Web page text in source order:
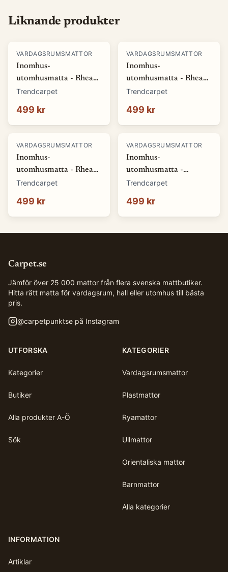
Liknande produkter
VARDAGSRUMSMATTOR
Inomhus-
utomhusmatta - Rhea
(vit) (Storlek: 80 x 150
Trendcarpet
499 kr
VARDAGSRUMSMATTOR
Inomhus-
utomhusmatta - Rhea
(beige) (Storlek: 80 x
Trendcarpet
499 kr
VARDAGSRUMSMATTOR
Inomhus-
utomhusmatta - Rhea
(natur) (Storlek: 80 x
Trendcarpet
499 kr
VARDAGSRUMSMATTOR
Inomhus-
utomhusmatta -
Somerville (blå)
Trendcarpet
499 kr
Carpet.se
Jämför över 25 000 mattor från flera svenska mattbutiker.
Hitta rätt matta för vardagsrum, hall eller utomhus till bästa
pris.
@carpetpunktse på Instagram
UTFORSKA
Kategorier
Butiker
Alla produkter A-Ö
Sök
KATEGORIER
Vardagsrumsmattor
Plastmattor
Ryamattor
Ullmattor
Orientaliska mattor
Barnmattor
Alla kategorier
INFORMATION
Artiklar